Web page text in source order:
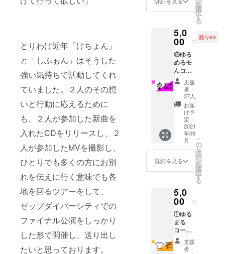
とりわけ近年「けちょん」
と「しふぉん」はそうした
強い気持ちで活動してくれ
ていました。２人のその想
いと行動に応えるために
も、２人が参加した新曲を
入れたCDをリリースし、２
人が参加したMVを撮影し、
ひとりでも多くの方にお別
れを伝えに行く意味でも各
地を回るツアーをして、
ゼップダイバーシティでの
ファイナル公演をしっかり
した形で開催し、送り出し
たいと思っております。
われた
映像を
ために
用いる
ことも
ありま
す。予
めご了
承くだ
さい。 -
-申込時
のお願
い-- ※備
考欄に
クレ
ジット
で載せ
を入れ
てくだ
クレ
ジット
不要な
方はお
手数で
すが
「クレ
ジット
不要」
完了と
なりま
す。万
が一、
ツアー
が延
期、中
止等、
内容に
変更が
あった
場合で
も、ご
支援金
の払い
致しか
ねます
承くだ
さい。 -
-申込時
のお願
い-- ※備
考欄に
クレ
ジット
等、内
容に変
あった
場合で
も、ご
支援金
の払い
戻しは
致しか
ねます
ので予
めご了
承くだ
さい。
※お手紙
のお届
合、ご
自身で
「該当
サービ
ス窓
口」ま
でお手
続きを
員から
セージ
送信(写
真デー
タ付き)
・以下
の音源
データ
をメー
ルでお
送りし
ます。
1.つ
るめる
モ！
2.サン
キュー
フォー
ゆるビ
クス！
ういん
ないリ
ンゴ飴
5.田
家Pが歌
を
選
択
す
る
5,0
00 円
残り63
⑥ゆる
めるモ
んコー
ス：
「ダリ
アのお
渡し
会」プ
ラン ・
ゆるめ
るモ！
メン
バー全
員から
のお礼
送信(写
真デー
タ付き)
・メン
バー全
員から
ダリア
の種を
支援
者：
37人
お届
け予
定：
2021
年09
月
詳細を見る
こ
の
リ
タ
ー
ン
を
選
択
す
る
5,0
00 円
①ゆる
まる
コー
ス：
「あり
支援
者：